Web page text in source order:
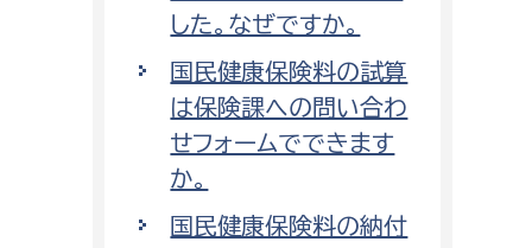
した。なぜですか。
国民健康保険料の試算
は保険課への問い合わ
せフォームでできます
か。
国民健康保険料の納付